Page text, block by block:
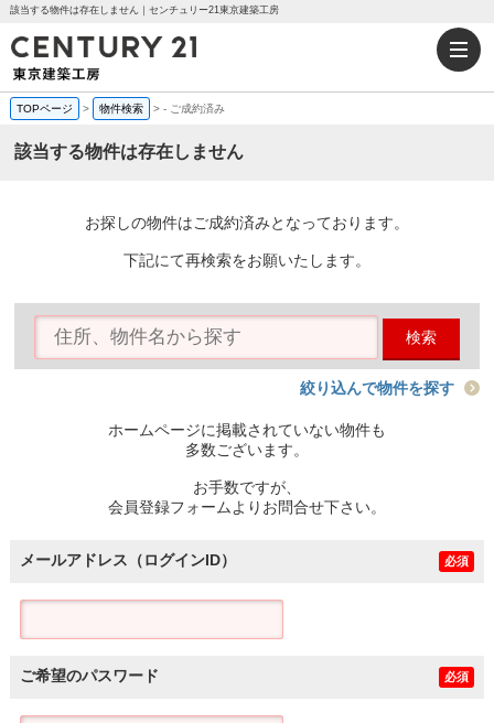
該当する物件は存在しません｜センチュリー21東京建築工房
TOPページ > 物件検索 >- ご成約済み
該当する物件は存在しません
お探しの物件はご成約済みとなっております。
下記にて再検索をお願いたします。
検索
絞り込んで物件を探す
ホームページに掲載されていない物件も
多数ございます。
お手数ですが、
会員登録フォームよりお問合せ下さい。
メールアドレス（ログインID） 必須
ご希望のパスワード 必須